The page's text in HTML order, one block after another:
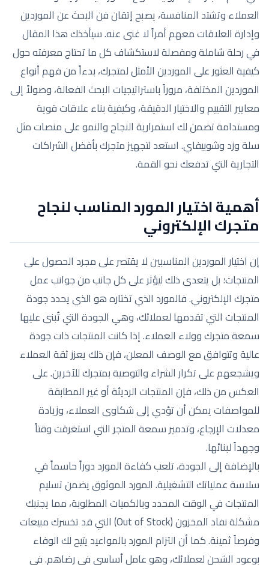
العملاء وتشتد المنافسة، يصبح إتقان فن البحث عن الموردين
وإدارة العلاقات معهم أمراً لا غنى عنه. سيأخذك هذا المقال
في رحلة شاملة ومفصلة لاستكشاف كل ما تحتاج معرفته حول
كيفية العثور على الموردين الأمثل لمتجرك، بدءاً من فهم أنواع
الموردين المختلفة، مروراً باستراتيجيات البحث الفعالة، وصولاً إلى
معايير التقييم والاختيار الدقيقة، وكيفية بناء علاقات قوية
ومستدامة تضمن لك استمرارية النجاح والنمو على منصات مثل
سلة وزد وشوبيفاي. استعد لتجهيز متجرك بأفضل الشراكات
التجارية التي تدفعك نحو القمة.
أهمية اختيار المورد المناسب لنجاح
متجرك الإلكتروني
إن اختيار الموردين المناسبين لا يقتصر على مجرد الحصول على
المنتجات؛ بل يتعدى ذلك ليؤثر على كل جانب من جوانب عمل
متجرك الإلكتروني. فالمورد الذي تختاره هو الذي يحدد جودة
المنتجات التي تقدمها لعملائك، وهي الجودة التي تُبنى عليها
سمعة متجرك وولاء العملاء. إذا كانت المنتجات ذات جودة
عالية وتتوافق مع الوصف المعلن، فإن ذلك يعزز ثقة العملاء
ويشجعهم على تكرار الشراء والتوصية بمتجرك للآخرين. على
العكس من ذلك، فإن المنتجات الرديئة أو غير المطابقة
للمواصفات يمكن أن تؤدي إلى شكاوى العملاء، وزيادة
معدلات الإرجاع، وتدمير سمعة المتجر التي استغرقت وقتاً
وجهداً لبنائها.
بالإضافة إلى الجودة، تلعب كفاءة المورد دوراً حاسماً في
سلاسة عملياتك التشغيلية. المورد الموثوق يضمن تسليم
المنتجات في الوقت المحدد وبالكميات المطلوبة، مما يجنبك
مشكلة نفاد المخزون (Out of Stock) التي قد تخسرك مبيعات
وفرصاً ثمينة. كما أن التزام المورد بالمواعيد يتيح لك الوفاء
بوعود الشحن لعملائك، وهو عامل أساسي في رضاهم. في